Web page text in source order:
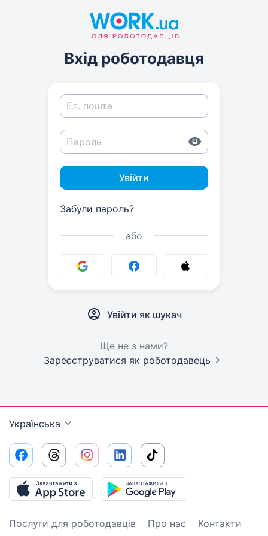
Вхід роботодавця
Увійти
Забули пароль?
або
Увійти як шукач
Ще не з нами?
Зареєструватися як роботодавець
Українська
Послуги для роботодавців Про нас
Контакти